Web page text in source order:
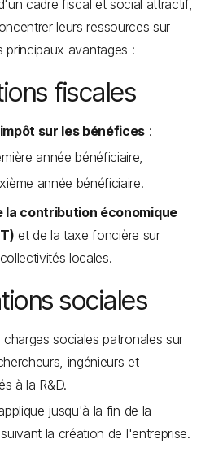
cadre fiscal et social attractif,
leurs ressources sur
principaux avantages :
fiscales
sur les bénéfices :
année bénéficiaire,
année bénéficiaire.
la contribution économique
et de la taxe foncière sur
locales.
sociales
sociales patronales sur
ingénieurs et
à la R&D.
jusqu'à la fin de la
la création de l'entreprise.